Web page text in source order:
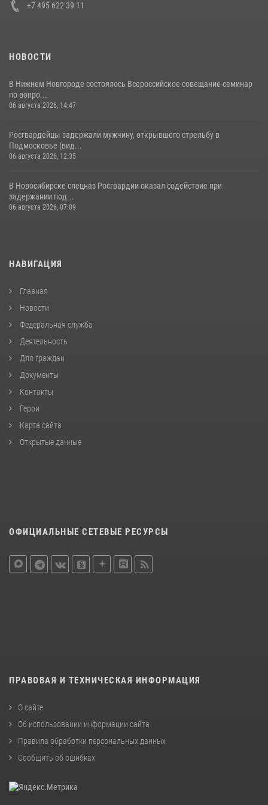
+7 495 622 39 11
НОВОСТИ
В Нижнем Новгороде состоялось Всероссийское совещание-семинар
по вопро...
06 августа 2026, 14:47
Росгвардейцы задержали мужчину, открывшего стрельбу в
Подмосковье (вид...
06 августа 2026, 12:35
В Новосибирске спецназ Росгвардии оказал содействие при
задержании под...
06 августа 2026, 07:09
НАВИГАЦИЯ
Главная
Новости
Федеральная служба
Деятельность
Для граждан
Документы
Контакты
Герои
Карта сайта
Открытые данные
ОФИЦИАЛЬНЫЕ СЕТЕВЫЕ РЕСУРСЫ
ПРАВОВАЯ И ТЕХНИЧЕСКАЯ ИНФОРМАЦИЯ
О сайте
Об использовании информации сайта
Правила обработки персональных данных
Сообщить об ошибках